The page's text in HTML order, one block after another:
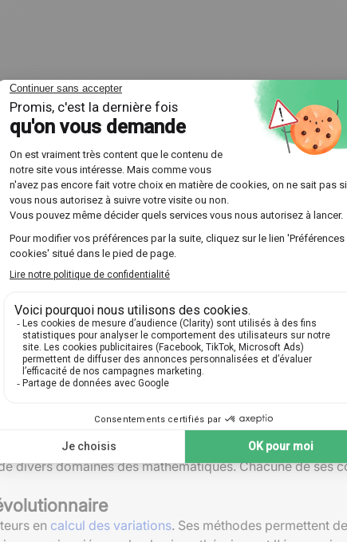
divers domaines des mathématiques. Chacune de ses
en calcul des variations. Ses méthodes permettent